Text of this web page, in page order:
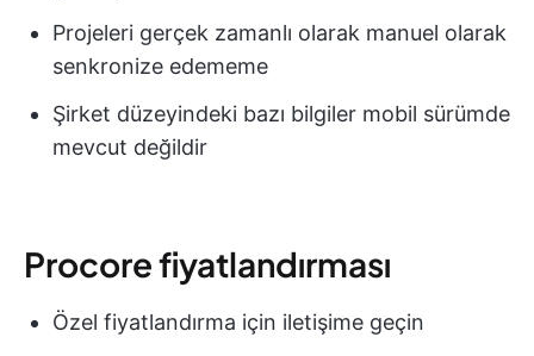
Projeleri gerçek zamanlı olarak manuel olarak
senkronize edememe
Şirket düzeyindeki bazı bilgiler mobil sürümde
mevcut değildir
Procore fiyatlandırması
Özel fiyatlandırma için iletişime geçin